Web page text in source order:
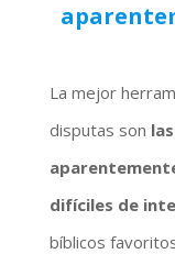
La mejor
disputas son
difíciles de
bíblicos